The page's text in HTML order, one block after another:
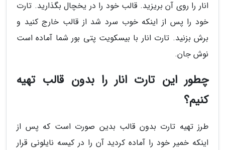
انار را روی آن بریزید. قالب خود را در یخچال بگذارید. تارت
خود را پس از اینکه خوب سرد شد از قالب خارج کنید و
برش بزنید. تارت انار با بیسکویت پتی بور شما آماده است
نوش جان.
چطور این تارت انار را بدون قالب تهیه
کنیم؟
طرز تهیه تارت بدون قالب بدین صورت است که پس از
اینکه خمیر خود را آماده کردید آن را در کیسه نایلونی قرار